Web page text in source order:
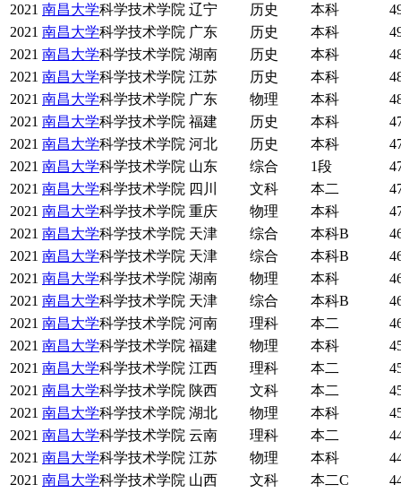
2021 南昌大学科学技术学院 辽宁 历史 本科
2021 南昌大学科学技术学院 广东 历史 本科
2021 南昌大学科学技术学院 湖南 历史 本科
2021 南昌大学科学技术学院 江苏 历史 本科
2021 南昌大学科学技术学院 广东 物理 本科
2021 南昌大学科学技术学院 福建 历史 本科
2021 南昌大学科学技术学院 河北 历史 本科
2021 南昌大学科学技术学院 山东 综合 1段
2021 南昌大学科学技术学院 四川 文科 本二
2021 南昌大学科学技术学院 重庆 物理 本科
2021 南昌大学科学技术学院 天津 综合 本科B
2021 南昌大学科学技术学院 天津 综合 本科B
2021 南昌大学科学技术学院 湖南 物理 本科
2021 南昌大学科学技术学院 天津 综合 本科B
2021 南昌大学科学技术学院 河南 理科 本二
2021 南昌大学科学技术学院 福建 物理 本科
2021 南昌大学科学技术学院 江西 理科 本二
2021 南昌大学科学技术学院 陕西 文科 本二
2021 南昌大学科学技术学院 湖北 物理 本科
2021 南昌大学科学技术学院 云南 理科 本二
2021 南昌大学科学技术学院 江苏 物理 本科
2021 南昌大学科学技术学院 山西 文科 本二C